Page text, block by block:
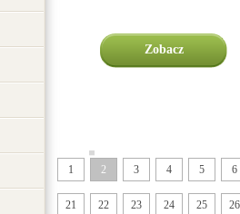
Zobacz
1
|||||
2 3 4 5 6
21 22 23 24 25 26